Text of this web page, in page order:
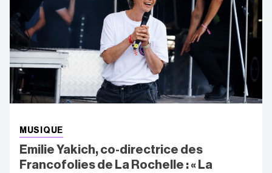
MUSIQUE
Emilie Yakich, co-directrice des
Francofolies de La Rochelle : « La